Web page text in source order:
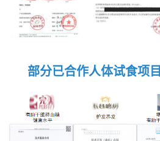
部分已合作人体试食项目